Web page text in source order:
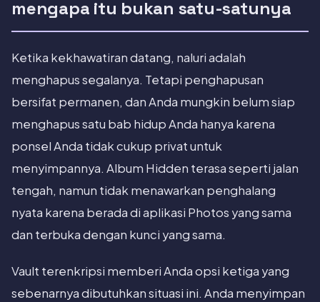
mengapa itu bukan satu-satunya
Ketika kekhawatiran datang, naluri adalah
menghapus segalanya. Tetapi penghapusan
bersifat permanen, dan Anda mungkin belum siap
menghapus satu bab hidup Anda hanya karena
ponsel Anda tidak cukup privat untuk
menyimpannya. Album Hidden terasa seperti jalan
tengah, namun tidak menawarkan penghalang
nyata karena berada di aplikasi Photos yang sama
dan terbuka dengan kunci yang sama.
Vault terenkripsi memberi Anda opsi ketiga yang
sebenarnya dibutuhkan situasi ini. Anda menyimpan